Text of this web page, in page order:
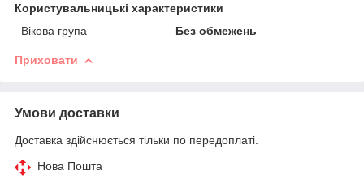
Користувальницькі характеристики
Вікова група
Без обмежень
Приховати
Умови доставки
Доставка здійснюється тільки по передоплаті.
Нова Пошта